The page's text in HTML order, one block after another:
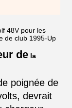
48V pour les
de club 1995-Up
de la
poignée de
devrait